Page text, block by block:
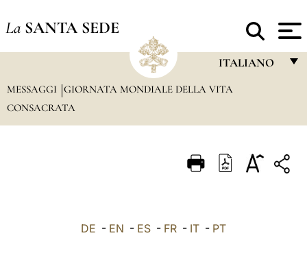
La SANTA SEDE
ITALIANO
FRANÇAIS
PORTUGUÊS
DEUTSCH
MESSAGGI
GIORNATA MONDIALE DELLA VITA
CONSACRATA
DE - EN - ES - FR - IT - PT